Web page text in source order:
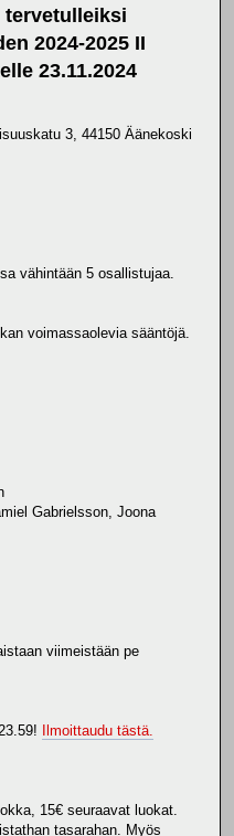
tervetulleiksi
2024-2025 II
23.11.2024
3, 44150 Äänekoski
vähintään 5 osallistujaa.
voimassaolevia sääntöjä.
Gabrielsson, Joona
viimeistään pe
Ilmoittaudu tästä.
15€ seuraavat luokat.
tasarahan. Myös